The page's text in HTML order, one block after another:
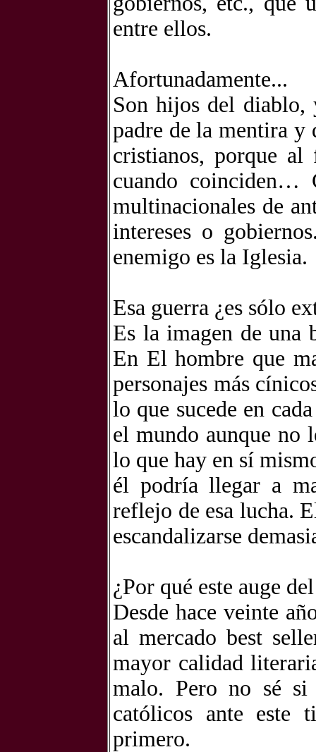
entre ellos.
Afortunadamente...
Son hijos del diablo,
padre de la mentira y
cristianos, porque al
cuando coinciden…
multinacionales de
intereses o
enemigo es la Iglesia.
Esa guerra ¿es sólo
Es la imagen de una
En El hombre que
personajes más
lo que sucede en
el mundo aunque no
lo que hay en sí
él podría llegar a
reflejo de esa lucha.
escandalizarse
¿Por qué este auge
Desde hace veinte
al mercado best
mayor calidad
malo. Pero no sé
católicos ante este
primero.